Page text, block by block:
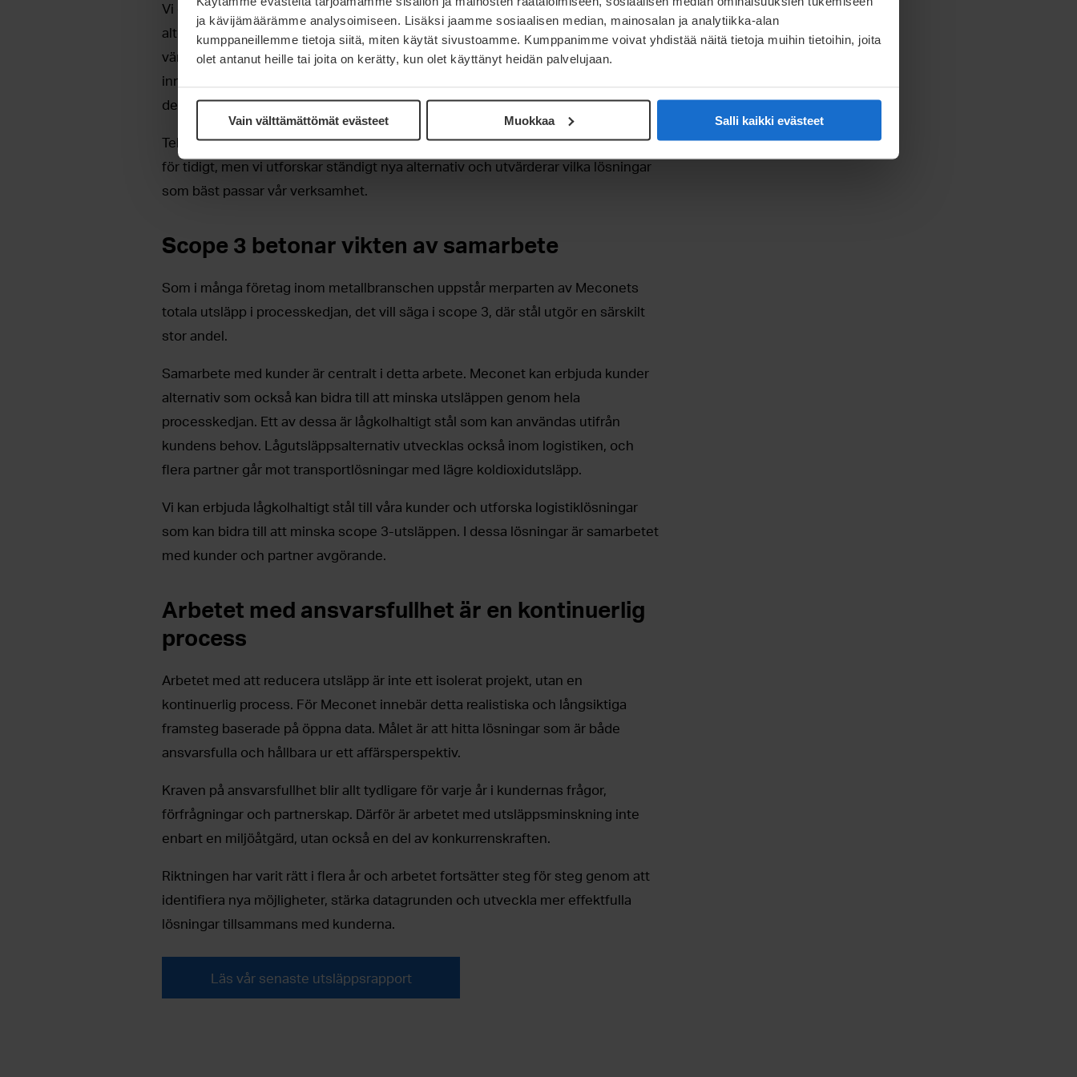
ja kävijämäärämme analysoimiseen. Lisäksi jaamme sosiaalisen median, mainosalan ja analytiikka-alan
kumppaneillemme tietoja siitä, miten käytät sivustoamme. Kumppanimme voivat yhdistää näitä tietoja muihin tietoihin, joita
olet antanut heille tai joita on kerätty, kun olet käyttänyt heidän palvelujaan.
Vain välttämättömät evästeet Muokkaa Salli kaikki evästeet
Vi genomför för närvarande även energieffektivitetsanalyser, utifrån vilka olika
alternativ kommer att utvärderas. Till exempel utvecklas lösningar inom
värmeproduktion, värmeåtervinning och hantering av effekttoppar. Nya
innovationer introduceras löpande på marknaden och vi bedömer noggrant
deras lämplighet för vår egen produktion.
Tekniken inom detta område utvecklas i snabb takt. Vi vill inte lova för mycket
för tidigt, men vi utforskar ständigt nya alternativ och utvärderar vilka lösningar
som bäst passar vår verksamhet.
Scope 3 betonar vikten av samarbete
Som i många företag inom metallbranschen uppstår merparten av Meconets
totala utsläpp i processkedjan, det vill säga i scope 3, där stål utgör en särskilt
stor andel.
Samarbete med kunder är centralt i detta arbete. Meconet kan erbjuda kunder
alternativ som också kan bidra till att minska utsläppen genom hela
processkedjan. Ett av dessa är lågkolhaltigt stål som kan användas utifrån
kundens behov. Lågutsläppsalternativ utvecklas också inom logistiken, och
flera partner går mot transportlösningar med lägre koldioxidutsläpp.
Vi kan erbjuda lågkolhaltigt stål till våra kunder och utforska logistiklösningar
som kan bidra till att minska scope 3-utsläppen. I dessa lösningar är samarbetet
med kunder och partner avgörande.
Arbetet med ansvarsfullhet är en kontinuerlig
process
Arbetet med att reducera utsläpp är inte ett isolerat projekt, utan en
kontinuerlig process. För Meconet innebär detta realistiska och långsiktiga
framsteg baserade på öppna data. Målet är att hitta lösningar som är både
ansvarsfulla och hållbara ur ett affärsperspektiv.
Kraven på ansvarsfullhet blir allt tydligare för varje år i kundernas frågor,
förfrågningar och partnerskap. Därför är arbetet med utsläppsminskning inte
enbart en miljöåtgärd, utan också en del av konkurrenskraften.
Riktningen har varit rätt i flera år och arbetet fortsätter steg för steg genom att
identifiera nya möjligheter, stärka datagrunden och utveckla mer effektfulla
lösningar tillsammans med kunderna.
Läs vår senaste utsläppsrapport